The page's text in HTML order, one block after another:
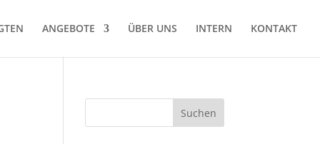
ANGEBOTE ÜBER UNS INTERN KONTAKT